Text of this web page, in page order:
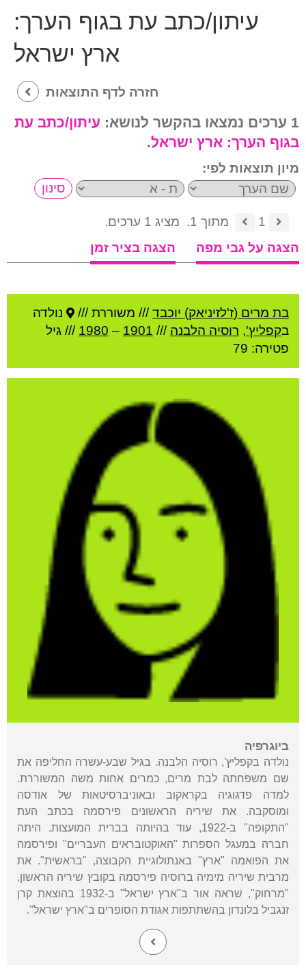
עיתון/כתב עת בגוף הערך:
ארץ ישראל
חזרה לדף התוצאות
1 ערכים נמצאו בהקשר לנושא:
עיתון/כתב עת
בגוף הערך: ארץ ישראל.
מיון תוצאות לפי:
1 מתוך 1.
מציג 1 ערכים.
הצגה על גבי מפה
הצגה בציר זמן
בת מרים (ז'לזיניאק) יוכבד/// משוררת ///
נולדה
בקפליץ', רוסיה הלבנה ///
1901
–
1980 /// גיל
פטירה: 79
ביוגרפיה
נולדה בקפליץ', רוסיה הלבנה. בגיל שבע-עשרה החליפה את
שם משפחתה לבת מרים, כמרים אחות משה המשוררת.
למדה פדגוגיה בקראקוב ובאוניברסיטאות של אודסה
ומוסקבה. את שיריה הראשונים פירסמה בכתב העת
"התקופה" ב-1922, עוד בהיותה בברית המועצות. היתה
חברה במעגל הספרות "האוקטובראים העבריים" ופירסמה
את הפואמה "ארץ" באנתולוגיית הקבוצה, "בראשית". את
מרבית שיריה מימיה ברוסיה פירסמה בקובץ שיריה הראשון,
"מרחוק", שראה אור ב"ארץ ישראל" ב-1932 בהוצאת קרן
זנגביל בלונדון בהשתתפות אגודת הסופרים ב"ארץ ישראל".